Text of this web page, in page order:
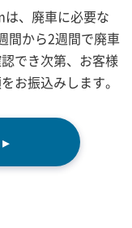
、廃車に必要な
間から2週間で廃車
でき次第、お客様
お振込みします。